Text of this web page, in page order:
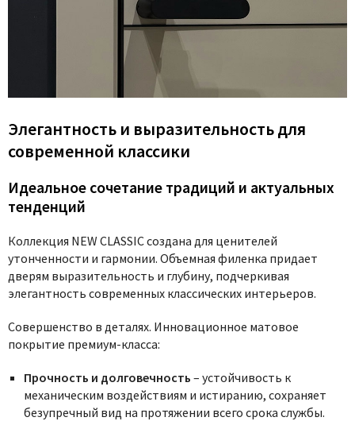
Элегантность и выразительность для
современной классики
Идеальное сочетание традиций и актуальных
тенденций
Коллекция NEW CLASSIC создана для ценителей
утонченности и гармонии. Объемная филенка придает
дверям выразительность и глубину, подчеркивая
элегантность современных классических интерьеров.
Совершенство в деталях. Инновационное матовое
покрытие премиум-класса:
Прочность и долговечность – устойчивость к
механическим воздействиям и истиранию, сохраняет
безупречный вид на протяжении всего срока службы.